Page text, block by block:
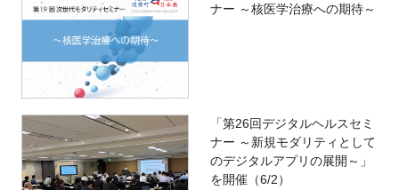
ナー ～核医学治療への期待～
「第26回デジタルヘルスセミ
ナー ～新規モダリティとして
のデジタルアプリの展開～」
を開催（6/2）